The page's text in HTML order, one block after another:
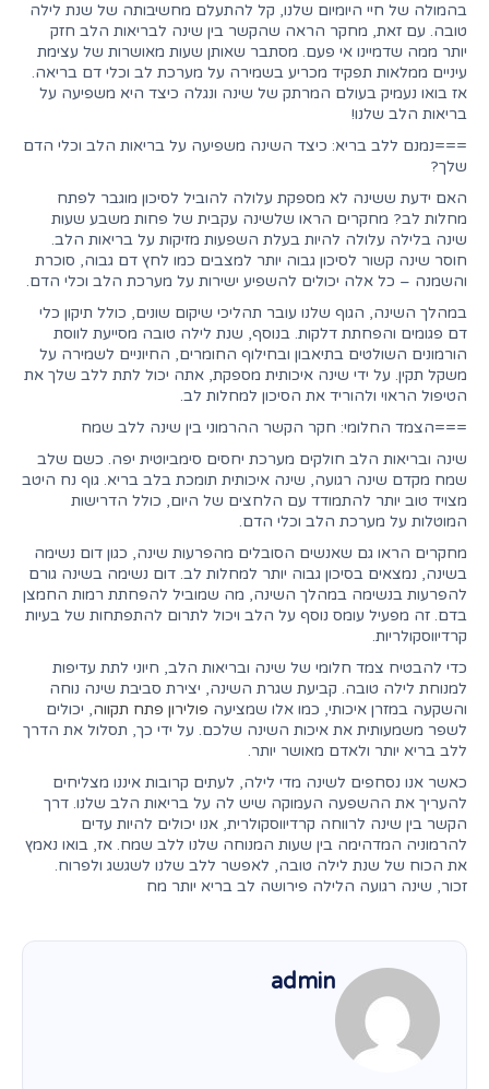
בהמולה של חיי היומיום שלנו, קל להתעלם מחשיבותה של שנת לילה
טובה. עם זאת, מחקר הראה שהקשר בין שינה לבריאות הלב חזק
יותר ממה שדמיינו אי פעם. מסתבר שאותן שעות מאושרות של עצימת
עיניים ממלאות תפקיד מכריע בשמירה על מערכת לב וכלי דם בריאה.
אז בואו נעמיק בעולם המרתק של שינה ונגלה כיצד היא משפיעה על
בריאות הלב שלנו!
===נמנם ללב בריא: כיצד השינה משפיעה על בריאות הלב וכלי הדם
שלך?
האם ידעת ששינה לא מספקת עלולה להוביל לסיכון מוגבר לפתח
מחלות לב? מחקרים הראו שלשינה עקבית של פחות משבע שעות
שינה בלילה עלולה להיות בעלת השפעות מזיקות על בריאות הלב.
חוסר שינה קשור לסיכון גבוה יותר למצבים כמו לחץ דם גבוה, סוכרת
והשמנה – כל אלה יכולים להשפיע ישירות על מערכת הלב וכלי הדם.
במהלך השינה, הגוף שלנו עובר תהליכי שיקום שונים, כולל תיקון כלי
דם פגומים והפחתת דלקות. בנוסף, שנת לילה טובה מסייעת לווסת
הורמונים השולטים בתיאבון ובחילוף החומרים, החיוניים לשמירה על
משקל תקין. על ידי שינה איכותית מספקת, אתה יכול לתת ללב שלך את
הטיפול הראוי ולהוריד את הסיכון למחלות לב.
===הצמד החלומי: חקר הקשר ההרמוני בין שינה ללב שמח
שינה ובריאות הלב חולקים מערכת יחסים סימביוטית יפה. כשם שלב
שמח מקדם שינה רגועה, שינה איכותית תומכת בלב בריא. גוף נח היטב
מצויד טוב יותר להתמודד עם הלחצים של היום, כולל הדרישות
המוטלות על מערכת הלב וכלי הדם.
מחקרים הראו גם שאנשים הסובלים מהפרעות שינה, כגון דום נשימה
בשינה, נמצאים בסיכון גבוה יותר למחלות לב. דום נשימה בשינה גורם
להפרעות בנשימה במהלך השינה, מה שמוביל להפחתת רמות החמצן
בדם. זה מפעיל עומס נוסף על הלב ויכול לתרום להתפתחות של בעיות
קרדיווסקולריות.
כדי להבטיח צמד חלומי של שינה ובריאות הלב, חיוני לתת עדיפות
למנוחת לילה טובה. קביעת שגרת השינה, יצירת סביבת שינה נוחה
והשקעה במזרן איכותי, כמו אלו שמציעה פולירון פתח תקווה, יכולים
לשפר משמעותית את איכות השינה שלכם. על ידי כך, תסלול את הדרך
ללב בריא יותר ולאדם מאושר יותר.
כאשר אנו נסחפים לשינה מדי לילה, לעתים קרובות איננו מצליחים
להעריך את ההשפעה העמוקה שיש לה על בריאות הלב שלנו. דרך
הקשר בין שינה לרווחה קרדיווסקולרית, אנו יכולים להיות עדים
להרמוניה המדהימה בין שעות המנוחה שלנו ללב שמח. אז, בואו נאמץ
את הכוח של שנת לילה טובה, לאפשר ללב שלנו לשגשג ולפרוח.
זכור, שינה רגועה הלילה פירושה לב בריא יותר מח
admin